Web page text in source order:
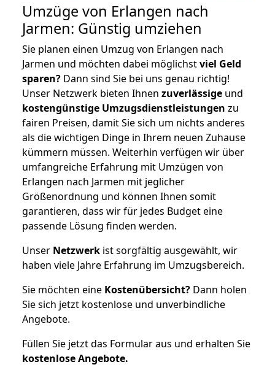
Umzüge von Erlangen nach
Jarmen: Günstig umziehen
Sie planen einen Umzug von Erlangen nach
Jarmen und möchten dabei möglichstviel Geld
sparen? Dann sind Sie bei uns genau richtig!
Unser Netzwerk bieten Ihnen zuverlässige und
kostengünstige Umzugsdienstleistungen zu
fairen Preisen, damit Sie sich um nichts anderes
als die wichtigen Dinge in Ihrem neuen Zuhause
kümmern müssen. Weiterhin verfügen wir über
umfangreiche Erfahrung mit Umzügen von
Erlangen nach Jarmen mit jeglicher
Größenordnung und können Ihnen somit
garantieren, dass wir für jedes Budget eine
passende Lösung finden werden.
Unser Netzwerk ist sorgfältig ausgewählt, wir
haben viele Jahre Erfahrung im Umzugsbereich.
Sie möchten eine Kostenübersicht? Dann holen
Sie sich jetzt kostenlose und unverbindliche
Angebote.
Füllen Sie jetzt das Formular aus und erhalten Sie
kostenloseAngebote.